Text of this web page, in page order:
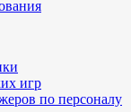
игр
по персоналу